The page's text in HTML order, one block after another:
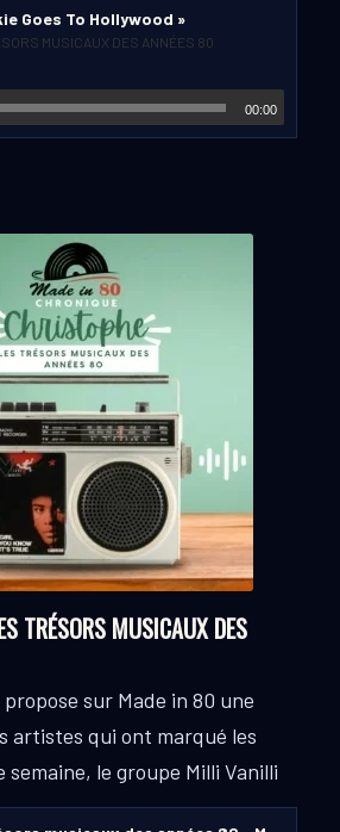
Goes To Hollywood »
MUSICAUX DES ANNÉES 80
00:00
TRÉSORS MUSICAUX DES
sur Made in 80 une
artistes qui ont marqué les
semaine, le groupe Milli Vanilli